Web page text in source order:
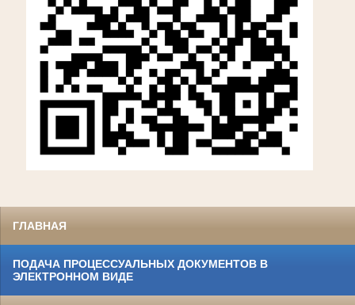
ГЛАВНАЯ
ПОДАЧА ПРОЦЕССУАЛЬНЫХ ДОКУМЕНТОВ В
ЭЛЕКТРОННОМ ВИДЕ